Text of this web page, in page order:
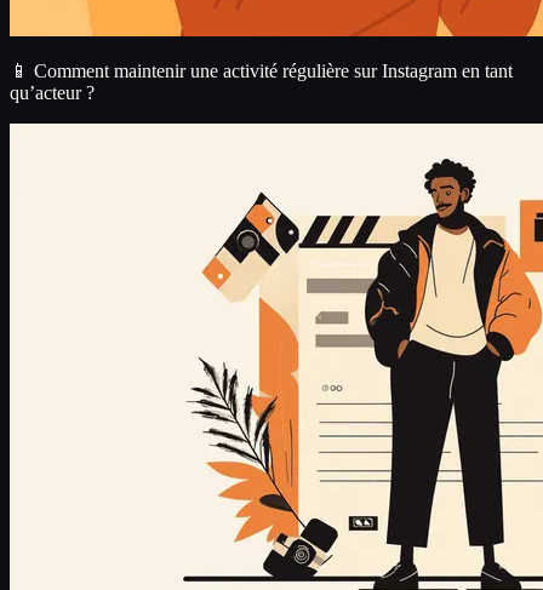
📱 Comment maintenir une activité régulière sur Instagram en tant
qu’acteur ?